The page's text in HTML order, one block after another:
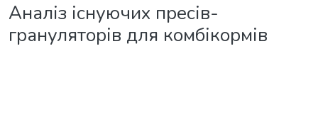
Аналіз існуючих пресів-
грануляторів для комбікормів